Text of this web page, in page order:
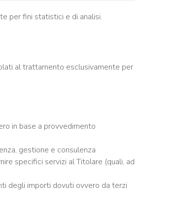
per fini statistici e di analisi.
al trattamento esclusivamente per
in base a provvedimento
gestione e consulenza
specifici servizi al Titolare (quali, ad
degli importi dovuti ovvero da terzi